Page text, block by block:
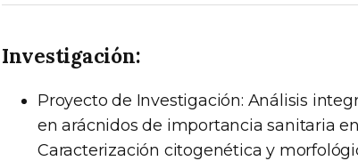
Investigación:
Proyecto de Investigación: Análisis
en arácnidos de importancia sanitaria en
Caracterización citogenética y